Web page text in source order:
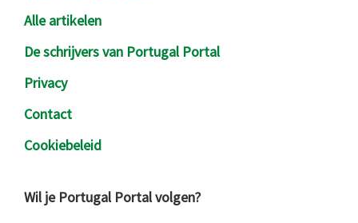
Alle artikelen
De schrijvers van Portugal Portal
Privacy
Contact
Cookiebeleid
Wil je Portugal Portal volgen?